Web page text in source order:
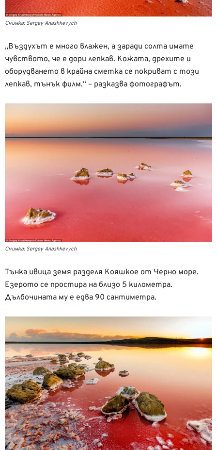
Снимка: Sergey Anashkevych
„Въздухът е много влажен, а заради солта имате
чувството, че е дори лепкав. Кожата, дрехите и
оборудването в крайна сметка се покриват с този
лепкав, тънък филм.“ – разказва фотографът.
Снимка: Sergey Anashkevych
Тънка ивица земя разделя Кояшкое от Черно море.
Езерото се простира на близо 5 километра.
Дълбочината му е едва 90 сантиметра.